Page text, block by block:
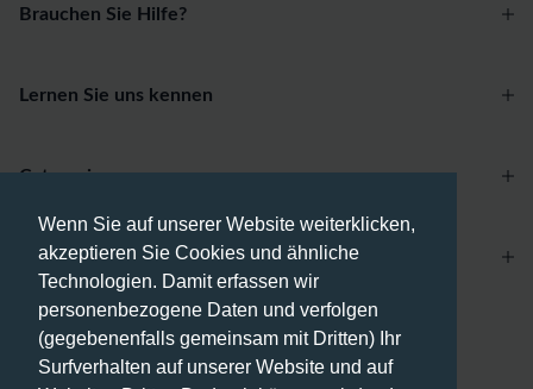
Wenn Sie auf unserer Website weiterklicken,
akzeptieren Sie Cookies und ähnliche
Technologien. Damit erfassen wir
personenbezogene Daten und verfolgen
(gegebenenfalls gemeinsam mit Dritten) Ihr
Surfverhalten auf unserer Website und auf
Brauchen Sie Hilfe?
Lernen Sie uns kennen
Zahlungsmethoden
Categories
Account